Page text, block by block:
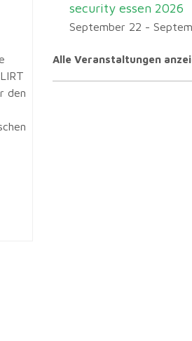
den
security essen 2026
September 22 -
Alle Veranstaltungen